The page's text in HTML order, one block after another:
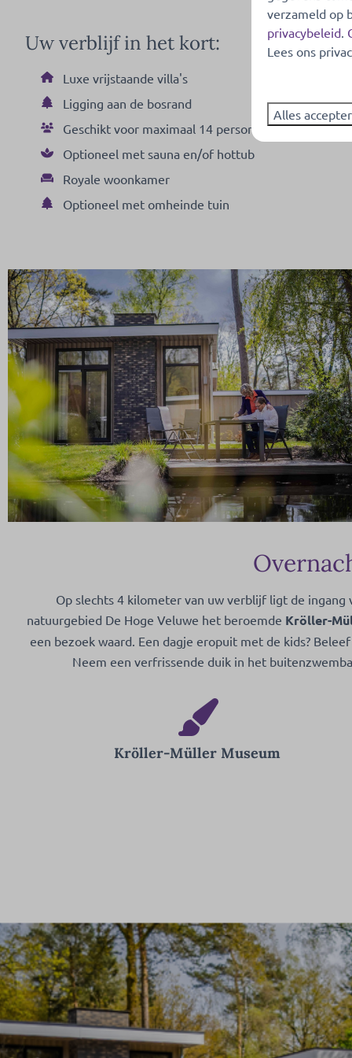
Uw verblijf in het kort:
Luxe vrijstaande villa's
Ligging aan de bosrand
Geschikt voor maximaal 14 personen
Optioneel met sauna en/of hottub
Royale woonkamer
Optioneel met omheinde tuin
Op slechts 4 kilometer van uw verblijf ligt de ingang
natuurgebied De Hoge Veluwe het beroemde Kröller-
een bezoek waard. Een dagje eropuit met de kids?
Neem een verfrissende duik in het
Kröller-Müller Museum
verzameld op
privacybeleid
Lees ons
Alles